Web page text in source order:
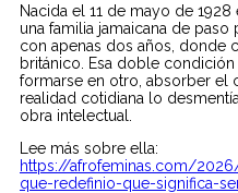
Nacida el 11 de mayo de
una familia jamaicana de
con apenas dos años, donde
británico. Esa doble
formarse en otro, absorber el
realidad cotidiana lo
obra intelectual.
Lee más sobre ella:
https://afrofeminas.com/
que-redefinio-que-significa-